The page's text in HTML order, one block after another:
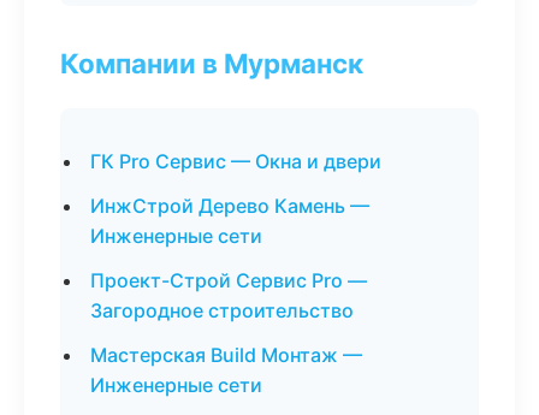
Компании в Мурманск
ГК Pro Сервис — Окна и двери
ИнжСтрой Дерево Камень —
Инженерные сети
Проект-Строй Сервис Pro —
Загородное строительство
Мастерская Build Монтаж —
Инженерные сети